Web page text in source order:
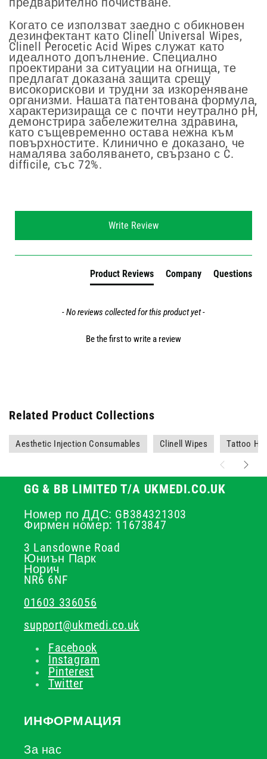
Когато се използват заедно с обикновен
дезинфектант като Clinell Universal Wipes,
Clinell Perocetic Acid Wipes служат като
идеалното допълнение. Специално
проектирани за ситуации на огнища, те
предлагат доказана защита срещу
високорискови и трудни за изкореняване
организми. Нашата патентована формула,
характеризираща се с почти неутрално pH,
демонстрира забележителна здравина,
като същевременно остава нежна към
повърхностите. Клинично е доказано, че
намалява заболяването, свързано с C.
difficile, със 72%.
Write Review
Product Reviews Company Questions
- No reviews collected for this product yet -
Be the first to write a review
Related Product Collections
Aesthetic Injection Consumables Clinell Wipes Tattoo
GG & BB LIMITED T/A UKMEDI.CO.UK
Номер по ДДС: GB384321303
Фирмен номер: 11673847
3 Lansdowne Road
Юниън Парк
Норич
NR6 6NF
01603 336056
support@ukmedi.co.uk
Facebook
Instagram
Pinterest
Twitter
ИНФОРМАЦИЯ
За нас